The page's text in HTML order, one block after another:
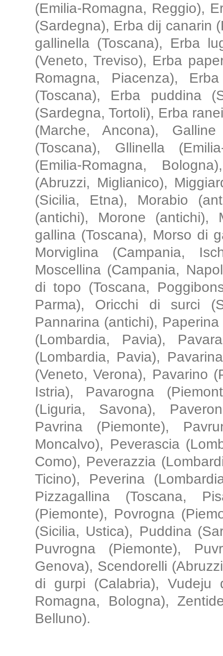
(Emilia-Romagna, Reggio),
(Sardegna), Erba dij canarin
gallinella (Toscana), Erba
(Veneto, Treviso), Erba
Romagna, Piacenza),
(Toscana), Erba puddina
(Sardegna, Tortoli), Erba
(Marche, Ancona),
(Toscana), Gllinella
(Emilia-Romagna,
(Abruzzi, Miglianico),
(Sicilia, Etna), Morabio
(antichi), Morone (antichi),
gallina (Toscana), Morso di
Morviglina (Campania,
Moscellina (Campania,
di topo (Toscana,
Parma), Oricchi di surci
Pannarina (antichi),
(Lombardia, Pavia),
(Lombardia, Pavia),
(Veneto, Verona), Pavarino
Istria), Pavarogna
(Liguria, Savona),
Pavrina (Piemonte),
Moncalvo), Peverascia
Como), Peverazzia
Ticino), Peverina
Pizzagallina (Toscana,
(Piemonte), Povrogna
(Sicilia, Ustica), Puddina
Puvrogna (Piemonte),
Genova), Scendorelli
di gurpi (Calabria), Vudeju
Romagna, Bologna),
Belluno).